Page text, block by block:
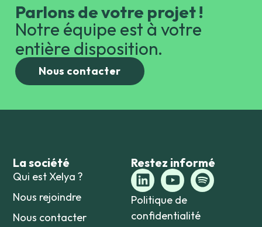
Parlons de votre projet !
Notre équipe est à votre
entière disposition.
Nous contacter
La société
Qui est Xelya ?
Nous rejoindre
Nous contacter
Restez informé
Politique de
confidentialité